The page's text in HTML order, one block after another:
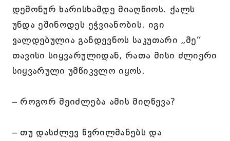
დემონურ ხარისხამდე მიაღწიოს. ქალს
უნდა ეშინოდეს ეჭვიანობის. იგი
ვალდებულია განდევნოს საკუთარი „მე“
თავისი სიყვარულიდან, რათა მისი ძლიერი
სიყვარული უმწიკვლო იყოს.
– როგორ შეიძლება ამის მიღწევა?
– თუ დასძლევ წვრილმანებს და